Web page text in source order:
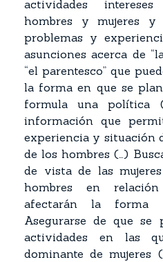
actividades
hombres y mujeres
problemas y
asunciones acerca de
“el parentesco” que
la forma en que se
formula una política
información que
experiencia y situación
de los hombres (…)
de vista de las
hombres en
afectarán la
Asegurarse de que se
actividades en las
dominante de mujeres